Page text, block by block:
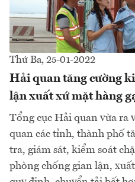
Thứ Ba, 25-01-2022
Hải quan tăng cường
lận xuất xứ mặt hàng
Tổng cục Hải quan vừa ra
quan các tỉnh, thành phố
tra, giám sát, kiểm soát
phòng chống gian lận,